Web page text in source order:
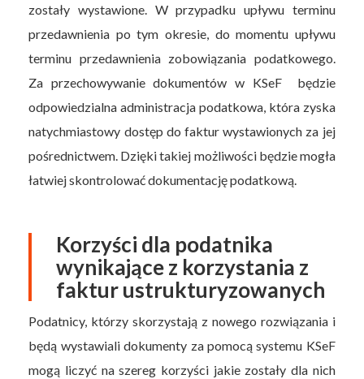
zostały wystawione. W przypadku upływu terminu
przedawnienia po tym okresie, do momentu upływu
terminu przedawnienia zobowiązania podatkowego.
Za przechowywanie dokumentów w KSeF będzie
odpowiedzialna administracja podatkowa, która zyska
natychmiastowy dostęp do faktur wystawionych za jej
pośrednictwem. Dzięki takiej możliwości będzie mogła
łatwiej skontrolować dokumentację podatkową.
Korzyści dla podatnika
wynikające z korzystania z
faktur ustrukturyzowanych
Podatnicy, którzy skorzystają z nowego rozwiązania i
będą wystawiali dokumenty za pomocą systemu KSeF
mogą liczyć na szereg korzyści jakie zostały dla nich